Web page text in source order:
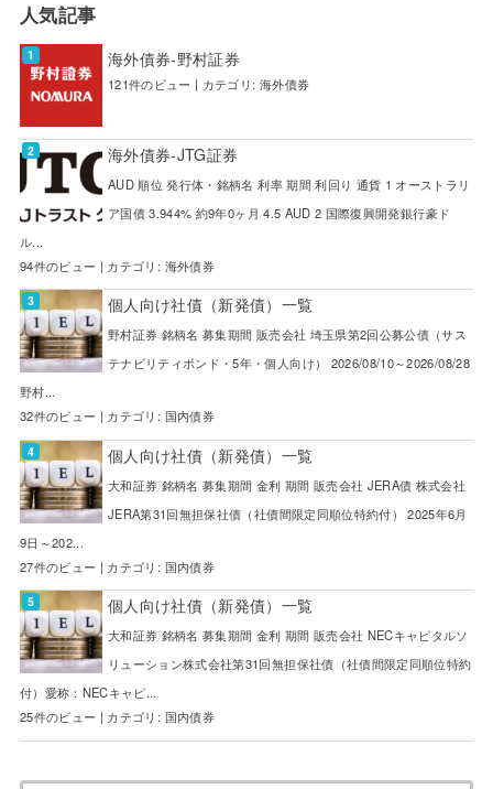
人気記事
海外債券-野村証券
121件のビュー | カテゴリ: 海外債券
海外債券-JTG証券
AUD 順位 発行体・銘柄名 利率 期間 利回り 通貨 1 オーストラリ
ア国債 3.944% 約9年0ヶ月 4.5 AUD 2 国際復興開発銀行豪ド
ル...
94件のビュー | カテゴリ: 海外債券
個人向け社債（新発債）一覧
野村証券 銘柄名 募集期間 販売会社 埼玉県第2回公募公債（サス
テナビリティボンド・5年・個人向け） 2026/08/10～2026/08/28
野村...
32件のビュー | カテゴリ: 国内債券
個人向け社債（新発債）一覧
大和証券 銘柄名 募集期間 金利 期間 販売会社 JERA債 株式会社
JERA第31回無担保社債（社債間限定同順位特約付） 2025年6月
9日～202...
27件のビュー | カテゴリ: 国内債券
個人向け社債（新発債）一覧
大和証券 銘柄名 募集期間 金利 期間 販売会社 NECキャピタルソ
リューション株式会社第31回無担保社債（社債間限定同順位特約
付）愛称：NECキャピ...
25件のビュー | カテゴリ: 国内債券